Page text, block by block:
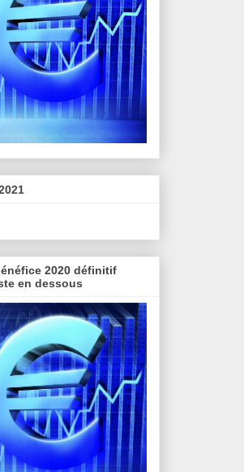
2020 définitif
en dessous